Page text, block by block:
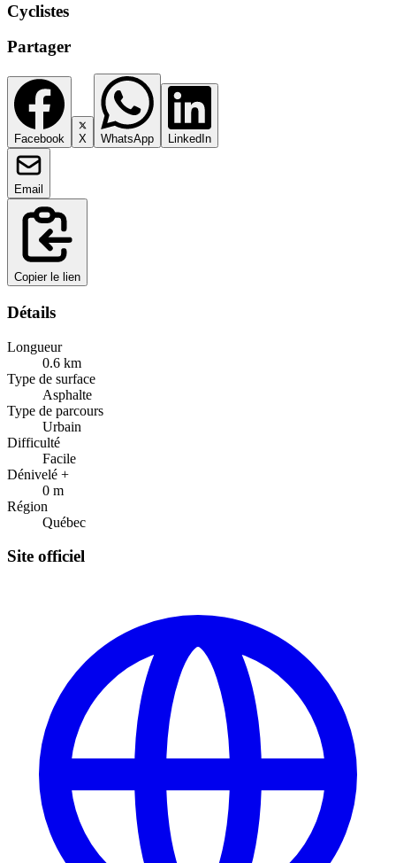
Cyclistes
Partager
Facebook X WhatsApp LinkedIn
Email
Copier le lien
Détails
Longueur
0.6 km
Type de surface
Asphalte
Type de parcours
Urbain
Difficulté
Facile
Dénivelé +
0 m
Région
Québec
Site officiel